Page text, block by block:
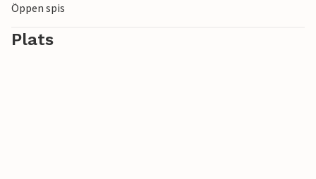
Öppen spis
Plats